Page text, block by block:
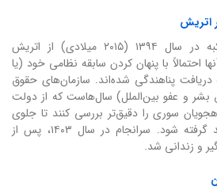
اتریش
خالد حلبی و مصعب ابورکبه در سال ۱۳۹۴ (۲۰۱۵ میلادی) از اتریش
احتمالاً با پنهان کردن سابقه نظامی خود (یا
پناهندگی شده‌اند. سازمان‌های حقوق
بشر و عفو بین‌الملل) سال‌هاست که از دولت
سوری را دقیق‌تر بررسی کنند تا جلوی
نفوذ مقامات سابق رژیم اسد گرفته شود. سرانجام در سال ۱۴۰۳، پس از
و زندانی شد.